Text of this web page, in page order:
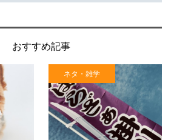
おすすめ記事
ネタ・雑学